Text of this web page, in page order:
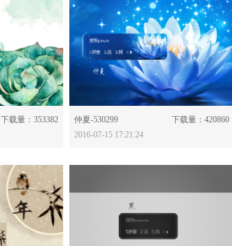
下载量：353382
仲夏-530299
下载量：420860
2016-07-15 17:21:24